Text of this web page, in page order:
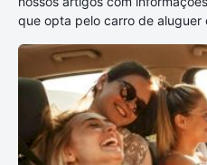
que opta pelo carro de aluguer